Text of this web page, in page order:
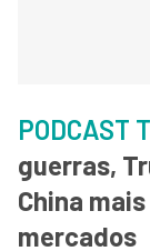
PODCAST
guerras,
China
mercados